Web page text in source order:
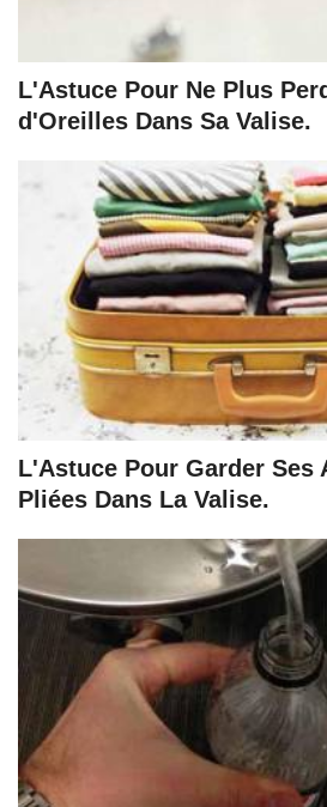
L'Astuce Pour Ne Plus
d'Oreilles Dans Sa Valise.
L'Astuce Pour Garder Ses
Pliées Dans La Valise.